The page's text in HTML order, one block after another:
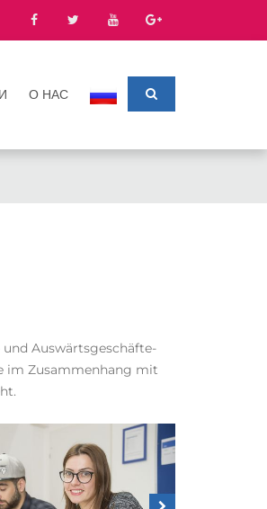
О НАС
und Auswärtsgeschäfte-
im Zusammenhang mit